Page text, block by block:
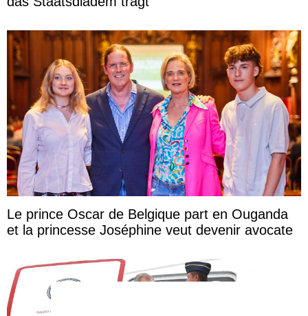
Le prince Oscar de Belgique part en Ouganda
et la princesse Joséphine veut devenir avocate